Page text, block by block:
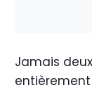
Jamais
entièrement